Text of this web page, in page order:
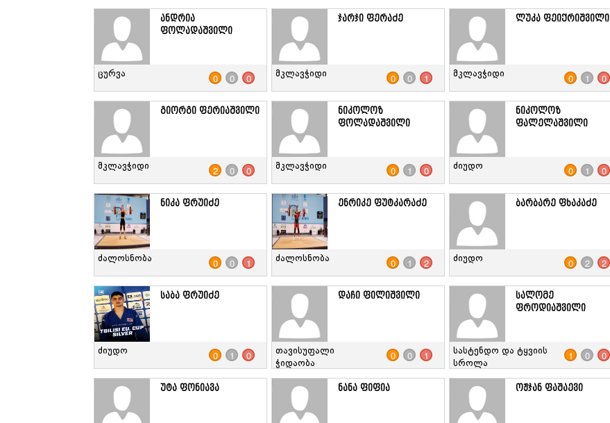
ანდრია
ფოლადაშვილი
ცურვა 0 0 0
ჯარჯი ფერაძე
მკლავჭიდი 0 0 1
ლუკა ფეიქრიშვილი
მკლავჭიდი 0 1 0
გიორგი ფერიაშვილი
მკლავჭიდი 2 0 0
ნიკოლოზ
ფოლადაშვილი
მკლავჭიდი 0 1 0
ნიკოლოზ
ფალელაშვილი
ძიუდო 0 1 0
ნიკა ფრუიძე
ძალოსნობა 0 0 1
ენრიკე ფუტკარაძე
ძალოსნობა 0 1 2
ბარბარე ფხაკაძე
ძიუდო 0 2 2
საბა ფრუიძე
ძიუდო 0 1 0
დაჩი ფილიშვილი
თავისუფალი
ჭიდაობა
0 0 1
სალომე
ფროდიაშვილი
სასტენდო და ტყვიის
სროლა
1 0 0
უტა ფონიავა ნანა ფიფია ოჟჯან ფაშაევი